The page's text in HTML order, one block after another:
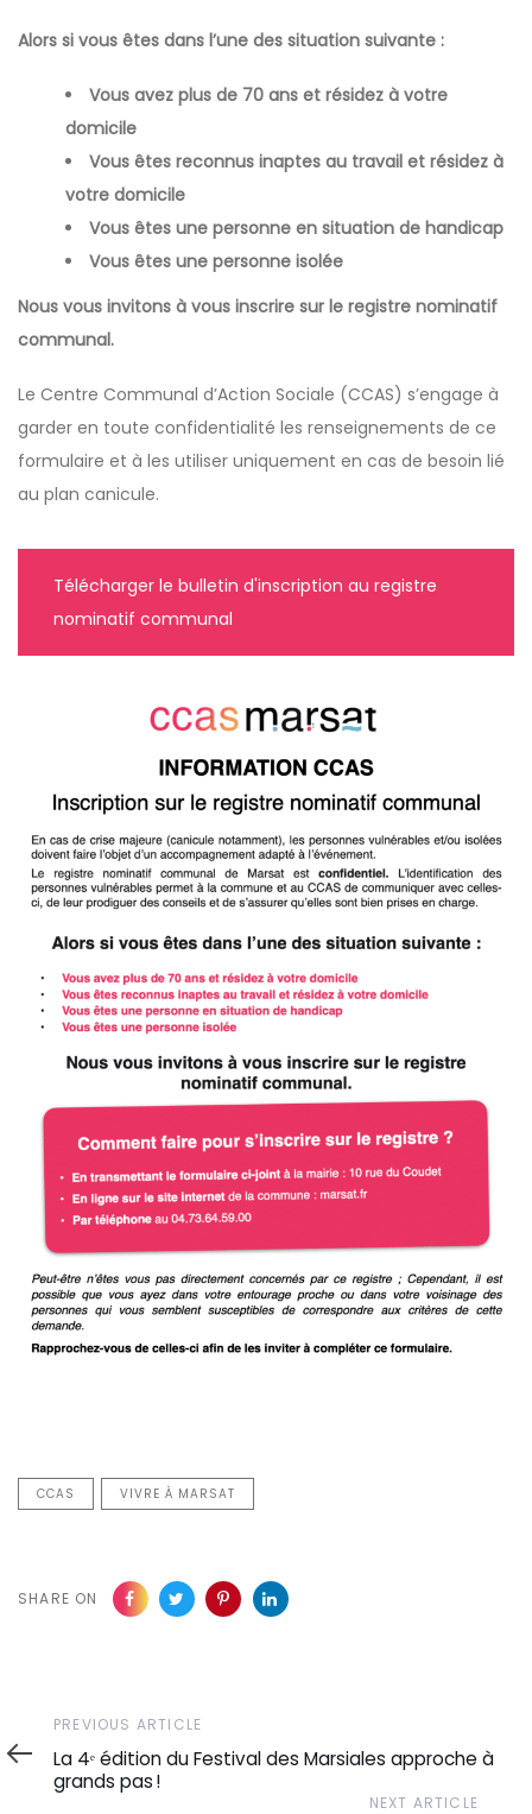
Alors si vous êtes dans l’une des situation suivante :
Vous avez plus de 70 ans et résidez à votre
domicile
Vous êtes reconnus inaptes au travail et résidez à
votre domicile
Vous êtes une personne en situation de handicap
Vous êtes une personne isolée
Nous vous invitons à vous inscrire sur le registre nominatif
communal.
Le Centre Communal d’Action Sociale (CCAS) s’engage à
garder en toute confidentialité les renseignements de ce
formulaire et à les utiliser uniquement en cas de besoin lié
au plan canicule.
Télécharger le bulletin d'inscription au registre
nominatif communal
CCAS VIVRE À MARSAT
SHARE ON
Previous
Article
PREVIOUS ARTICLE
La 4ᵉ édition du Festival des Marsiales approche à
grands pas !
NEXT ARTICLE